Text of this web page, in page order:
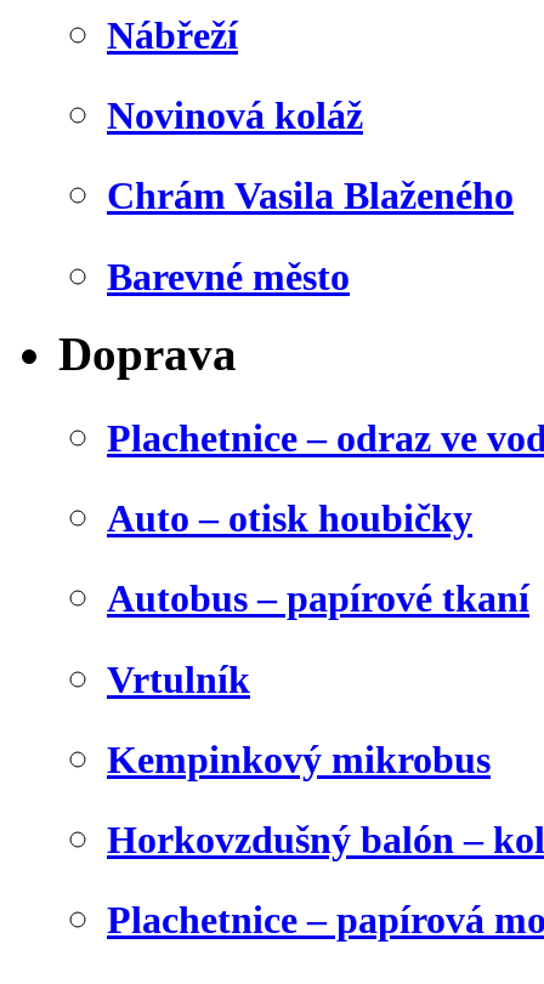
Nábřeží
Novinová koláž
Chrám Vasila Blaženého
Barevné město
Doprava
Plachetnice – odraz ve
Auto – otisk houbičky
Autobus – papírové tkaní
Vrtulník
Kempinkový mikrobus
Horkovzdušný balón –
Plachetnice – papírová